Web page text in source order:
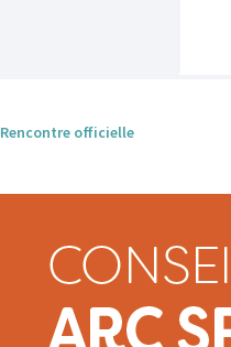
Rencontre officielle